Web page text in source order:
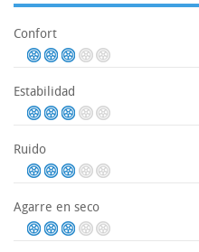
Confort
Estabilidad
Ruido
Agarre en seco